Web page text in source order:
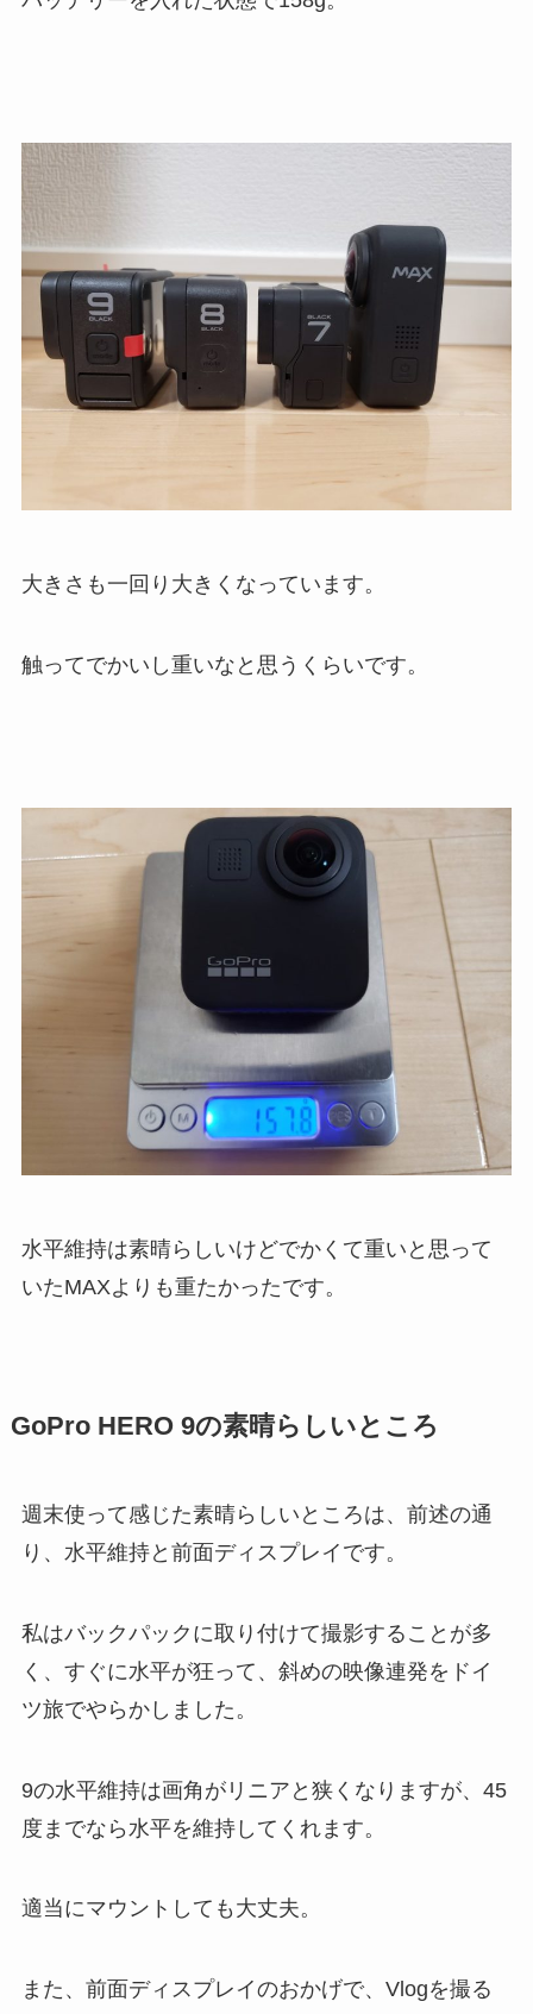
大きさも一回り大きくなっています。
触ってでかいし重いなと思うくらいです。
水平維持は素晴らしいけどでかくて重いと思って
いたMAXよりも重たかったです。
GoPro HERO 9の素晴らしいところ
週末使って感じた素晴らしいところは、前述の通
り、水平維持と前面ディスプレイです。
私はバックパックに取り付けて撮影することが多
く、すぐに水平が狂って、斜めの映像連発をドイ
ツ旅でやらかしました。
9の水平維持は画角がリニアと狭くなりますが、45
度までなら水平を維持してくれます。
適当にマウントしても大丈夫。
また、前面ディスプレイのおかげで、Vlogを撮る